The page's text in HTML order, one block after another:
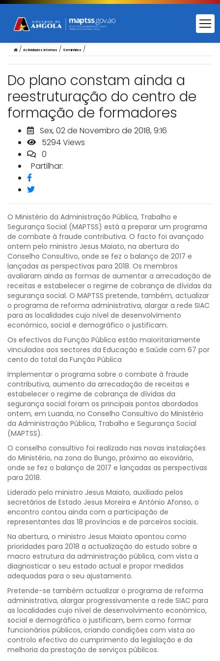
/ Actividades Internas / Seminários /
Do plano constam ainda a
reestruturação do centro de
formação de formadores
Sex, 02 de Novembro de 2018, 9:16
5294 Views
0
Partilhar:
O Ministério da Administração Pública, Trabalho e
Segurança Social (MAPTSS) está a preparar um programa
de combate à fraude contributiva. O facto foi avançado
ontem pelo ministro Jesus Maiato, na abertura do
Conselho Consultivo, onde se fez o balanço de 2017 e
lançadas as perspectivas para 2018. Os membros
avaliaram ainda as formas de aumentar a arrecadação de
receitas e estabelecer o regime de cobrança de dívidas da
segurança social. O MAPTSS pretende, também, actualizar
o programa de reforma administrativa, alargar a rede SIAC
para as localidades cujo nível de desenvolvimento
económico, social e demográfico o justificam.
Os efectivos da Função Pública estão maioritariamente
vinculados aos sectores da Educação e Saúde com 67 por
cento do total da Função Pública
Implementar o programa sobre o combate à fraude
contributiva, aumento da arrecadação de receitas e
estabelecer o regime de cobrança de dívidas da
segurança social foram os principais pontos abordados
ontem, em Luanda, no Conselho Consultivo do Ministério
da Administração Pública, Trabalho e Segurança Social
(MAPTSS).
O conselho consultivo foi realizado nas novas instalações
do Ministério, na zona do Bungo, próximo ao eixoviário,
onde se fez o balanço de 2017 e lançadas as perspectivas
para 2018.
Liderado pelo ministro Jesus Maiato, auxiliado pelos
secretários de Estado Jesus Moreira e António Afonso, o
encontro contou ainda com a participação de
representantes das 18 províncias e de parceiros sociais.
Na abertura, o ministro Jesus Maiato apontou como
prioridades para 2018 a actualização do estudo sobre a
macro estrutura da administração pública, com vista a
diagnosticar o seu estado actual e propor medidas
adequadas para o seu ajustamento.
Pretende-se também actualizar o programa de reforma
administrativa, alargar progressivamente a rede SIAC para
as localidades cujo nível de desenvolvimento económico,
social e demográfico o justificam, bem como formar
funcionários públicos, criando condições com vista ao
controlo efectivo do cumprimento da legislação e da
melhoria da prestação de serviços públicos.